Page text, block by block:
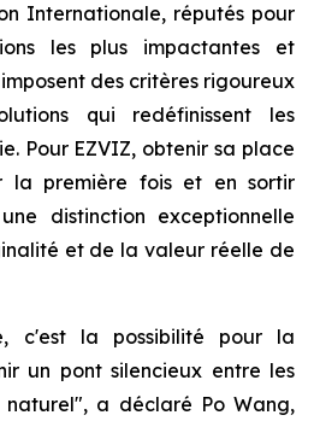
Internationale, réputés pour
les plus impactantes et
des critères rigoureux
qui redéfinissent les
Pour EZVIZ, obtenir sa place
la première fois et en sortir
distinction exceptionnelle
et de la valeur réelle de
c'est la possibilité pour la
un pont silencieux entre les
naturel", a déclaré Po Wang,